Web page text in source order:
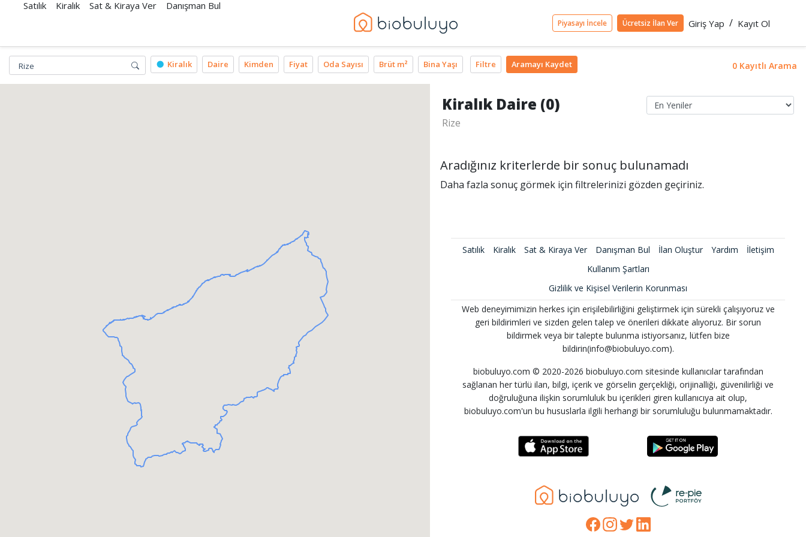
Satılık Kiralık Sat & Kiraya Ver Danışman Bul
Piyasayı İncele Ücretsiz İlan Ver Giriş Yap / Kayıt Ol
Rize Kiralık Daire Kimden Fiyat Oda Sayısı Brüt m² Bina Yaşı Filtre Aramayı Kaydet 0 Kayıtlı Arama
Kiralık Daire (0)
Rize
Aradığınız kriterlerde bir sonuç bulunamadı
Daha fazla sonuç görmek için filtrelerinizi gözden geçiriniz.
Satılık Kiralık Sat & Kiraya Ver Danışman Bul İlan Oluştur Yardım
İletişim
Kullanım Şartları
Gizlilik ve Kişisel Verilerin Korunması
Web deneyimimizin herkes için erişilebilirliğini geliştirmek için sürekli çalışıyoruz ve
geri bildirimleri ve sizden gelen talep ve önerileri dikkate alıyoruz. Bir sorun
bildirmek veya bir talepte bulunma istiyorsanız, lütfen bize
bildirin(info@biobuluyo.com).
biobuluyo.com © 2020-2026 biobuluyo.com sitesinde kullanıcılar tarafından
sağlanan her türlü ilan, bilgi, içerik ve görselin gerçekliği, orijinalliği, güvenilirliği ve
doğruluğuna ilişkin sorumluluk bu içerikleri giren kullanıcıya ait olup,
biobuluyo.com'un bu hususlarla ilgili herhangi bir sorumluluğu bulunmamaktadır.